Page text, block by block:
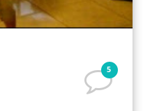
5